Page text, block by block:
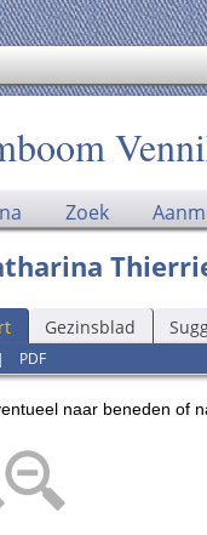
Zoek
Gezinsblad
PDF
naar beneden of